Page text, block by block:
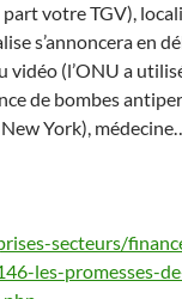
part votre TGV),
s’annoncera en
vidéo (l’ONU a
de bombes
York),
secteurs/
les-promesses-